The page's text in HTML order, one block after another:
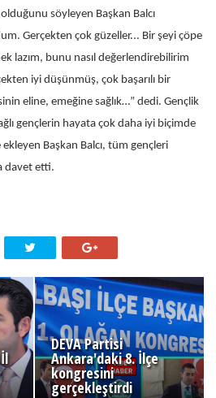
söyleyen Başkan Balcı
Gerçekten çok güzeller... Bir şeyi çöpe
lazım, bunu nasıl değerlendirebilirim
iyi düşünmüş, çok başarılı bir
eline, emeğine sağlık…” dedi. Gençlik
gençlerin hayata çok daha iyi biçimde
ekleyen Başkan Balcı, tüm gençleri
davet etti.
DEVA Partisi
Ankara'daki 8. İlçe
kongresini
gerçekleştirdi